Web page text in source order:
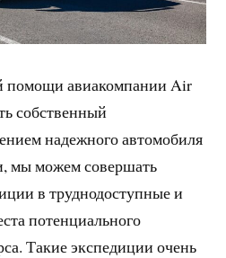
помощи авиакомпании Air
собственный
надежного автомобиля
мы можем совершать
в труднодоступные и
потенциального
Такие экспедиции очень